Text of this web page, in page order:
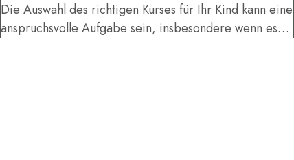
Die Auswahl des richtigen Kurses für Ihr Kind kann eine
anspruchsvolle Aufgabe sein, insbesondere wenn es